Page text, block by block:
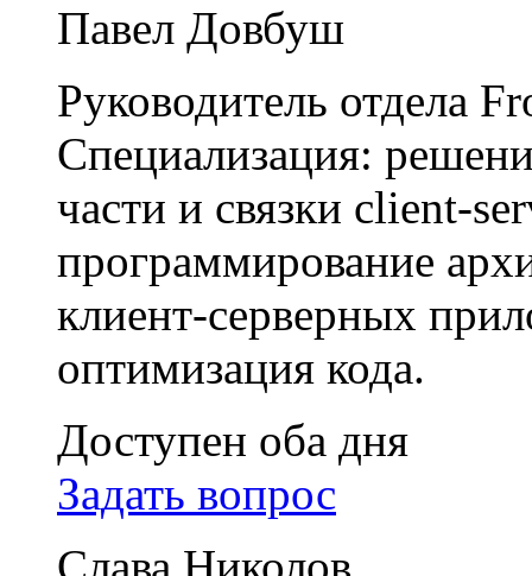
Павел Довбуш
Руководитель отдела
Специализация:
части и связки client-
программирование
клиент-серверных
оптимизация кода.
Доступен оба дня
Задать вопрос
Слава Николов